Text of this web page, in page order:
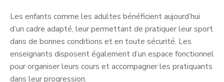
Les enfants comme les adultes bénéficient aujourd’hui
d’un cadre adapté, leur permettant de pratiquer leur sport
dans de bonnes conditions et en toute sécurité. Les
enseignants disposent également d’un espace fonctionnel
pour organiser leurs cours et accompagner les pratiquants
dans leur progression.